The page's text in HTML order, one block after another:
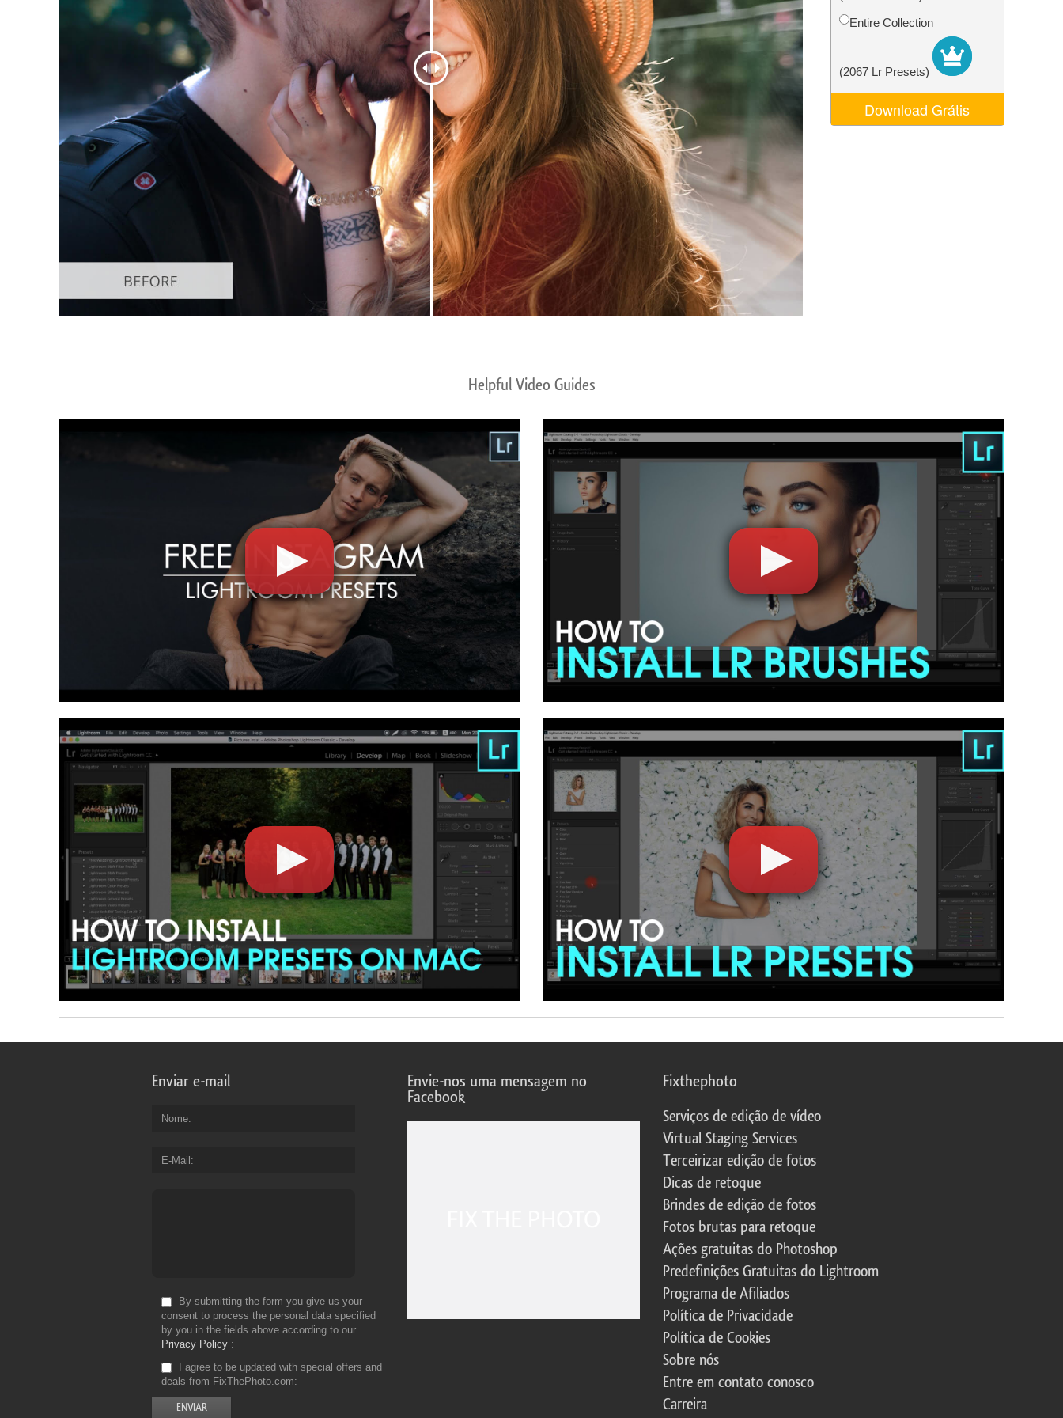
Serviços de retoque de produtos Serviços de retoque de joias Dados de Treinamento de IA Video Editing ServicesEntire Collection
(2067 Lr Presets)
Download Grátis
Helpful Video Guides
Enviar e-mail
Nome
E-Mail
By submitting the form you give us your
consent to process the personal data specified
by you in the fields above according to our
Privacy Policy
I agree to be updated with special offers and
deals from FixThePhoto.com
Envie-nos uma mensagem no
Facebook
Fixthephoto
Serviços de edição de vídeo
Virtual Staging Services
Terceirizar edição de fotos
Dicas de retoque
Brindes de edição de fotos
Fotos brutas para retoque
Ações gratuitas do Photoshop
Predefinições Gratuitas do Lightroom
Programa de Afiliados
Política de Privacidade
Política de Cookies
Sobre nós
Entre em contato conosco
Carreira